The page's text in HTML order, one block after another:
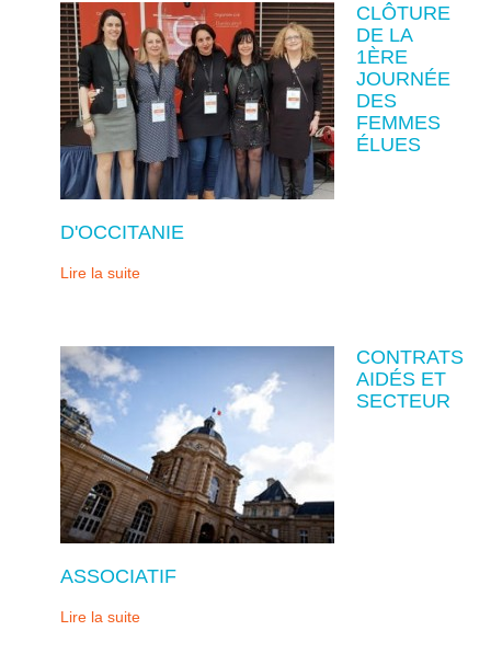
CLÔTURE
DE LA
1ÈRE
JOURNÉE
DES
FEMMES
ÉLUES
D'OCCITANIE
Lire la suite
CONTRATS
AIDÉS ET
SECTEUR
ASSOCIATIF
Lire la suite